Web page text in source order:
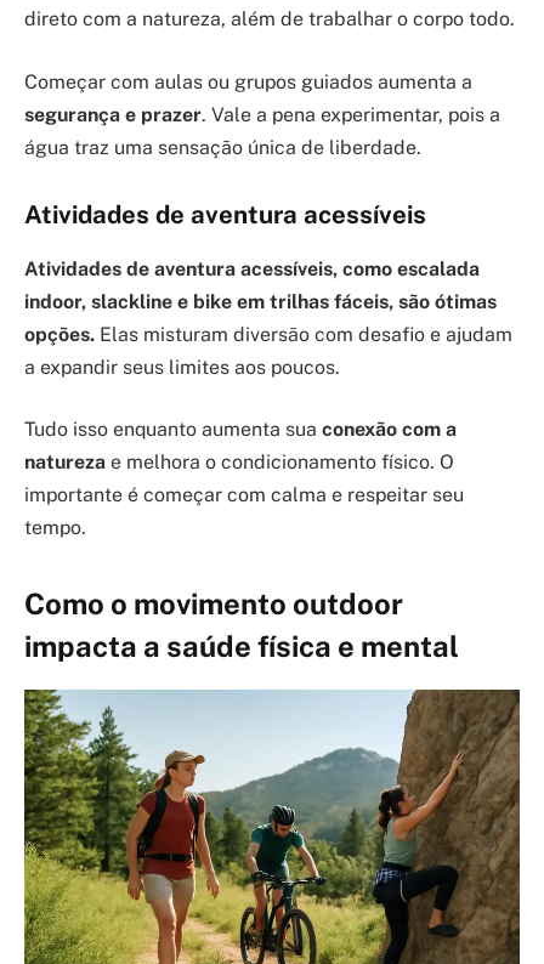
direto com a natureza, além de trabalhar o corpo todo.
Começar com aulas ou grupos guiados aumenta a
segurança e prazer. Vale a pena experimentar, pois a
água traz uma sensação única de liberdade.
Atividades de aventura acessíveis
Atividades de aventura acessíveis, como escalada
indoor, slackline e bike em trilhas fáceis, são ótimas
opções. Elas misturam diversão com desafio e ajudam
a expandir seus limites aos poucos.
Tudo isso enquanto aumenta sua conexão com a
natureza e melhora o condicionamento físico. O
importante é começar com calma e respeitar seu
tempo.
Como o movimento outdoor
impacta a saúde física e mental